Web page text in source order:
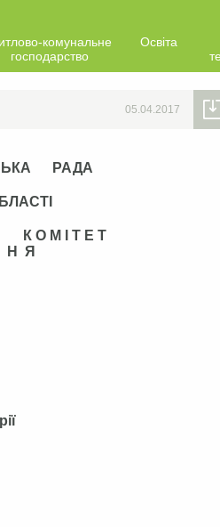
комунальне
господарство
Освіта
05.04.2017
РАДА
К О М І Т Е Т
Н Я
року